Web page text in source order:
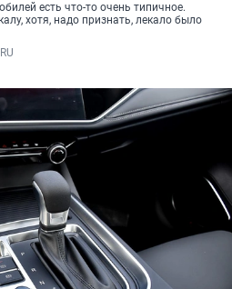
есть что-то очень типичное.
хотя, надо признать, лекало было